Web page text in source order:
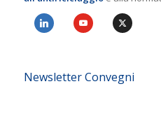
Newsletter Convegni